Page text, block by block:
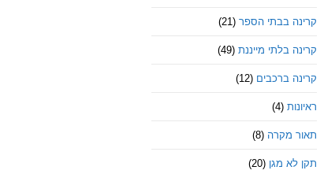
קרינה בבתי הספר (21)
קרינה בלתי מייננת (49)
קרינה ברכבים (12)
ראיונות (4)
תאור מקרה (8)
תקן לא מגן (20)